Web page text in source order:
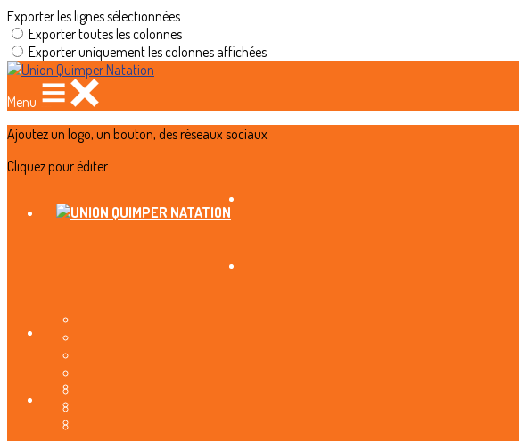
Exporter les lignes sélectionnées
Exporter toutes les colonnes
Exporter uniquement les colonnes affichées
Menu
Ajoutez un logo, un bouton, des réseaux sociaux
Cliquez pour éditer